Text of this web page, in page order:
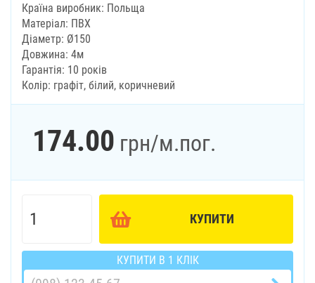
Країна виробник: Польща
Матеріал: ПВХ
Діаметр: Ø150
Довжина: 4м
Гарантія: 10 років
Колір: графіт, білий, коричневий
174.00 грн/м.пог.
КУПИТИ
КУПИТИ В 1 КЛІК